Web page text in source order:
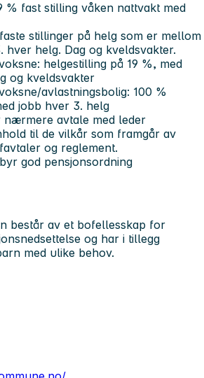
% fast stilling våken nattvakt med
stillinger på helg som er mellom
hver helg. Dag og kveldsvakter.
helgestilling på 19 %, med
og kveldsvakter
avlastningsbolig: 100 %
jobb hver 3. helg
nærmere avtale med leder
til de vilkår som framgår av
og reglement.
god pensjonsordning
består av et bofellesskap for
og har i tillegg
med ulike behov.